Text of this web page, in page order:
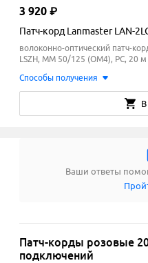
3 920 ₽
Патч-корд Lanmaster LAN-
волоконно-оптический патч-
LSZH, MM 50/125 (ОМ4), PC, 20 м
Способы получения
Ваши ответы
Патч-корды розовые
подключений